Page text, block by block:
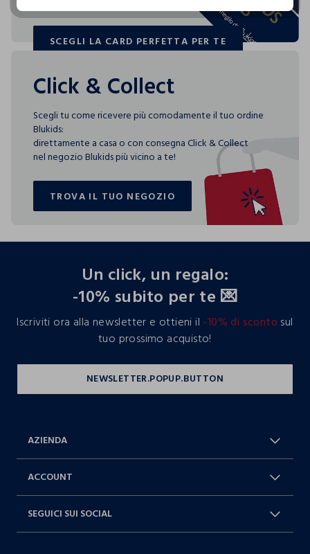
TEMPERATURA MASSIMA DELLA PIASTRA DEL FERRO
110°C, LA STIRATURA A VAPORE PUO' PROVOCARE
DANNI IRREVERSIBILI
SCEGLI LA CARD PERFETTA PER TE
SCEGLI LA CARD PERFETTA PER TE
Click & Collect
Scegli tu come ricevere più comodamente il tuo ordine
Blukids:
direttamente a casa o con consegna Click & Collect
nel negozio Blukids più vicino a te!
TROVA IL TUO NEGOZIO
TROVA IL TUO NEGOZIO
Un click, un regalo:
-10% subito per te 💌
Iscriviti ora alla newsletter e ottieni il -10% di sconto sul
tuo prossimo acquisto!
AZIENDA
Dichiarazione accessibilità
ACCOUNT
SEGUICI SUI SOCIAL